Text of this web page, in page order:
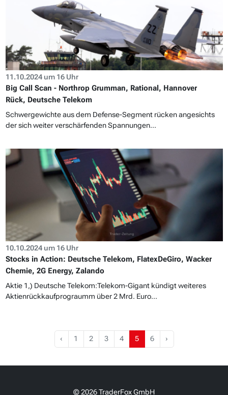
11.10.2024 um 16 Uhr
Big Call Scan - Northrop Grumman, Rational, Hannover
Rück, Deutsche Telekom
Schwergewichte aus dem Defense-Segment rücken angesichts
der sich weiter verschärfenden Spannungen...
10.10.2024 um 16 Uhr
Stocks in Action: Deutsche Telekom, FlatexDeGiro, Wacker
Chemie, 2G Energy, Zalando
Aktie 1,) Deutsche Telekom:Telekom-Gigant kündigt weiteres
Aktienrückkaufprograumm über 2 Mrd. Euro...
‹ 1 2 3 4 5 6 ›
© 2026 TraderFox GmbH